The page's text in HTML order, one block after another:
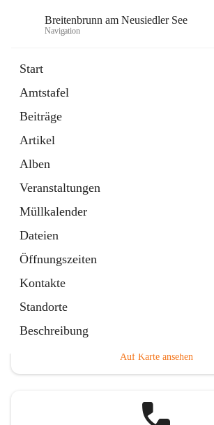
Breitenbrunn am Neusiedler See
Navigation
Start
Amtstafel
Beiträge
Artikel
Alben
Veranstaltungen
Müllkalender
Dateien
Öffnungszeiten
Kontakte
Standorte
Beschreibung
18 Schnellzugriffe
Gemeindeservice
Auf Karte ansehen